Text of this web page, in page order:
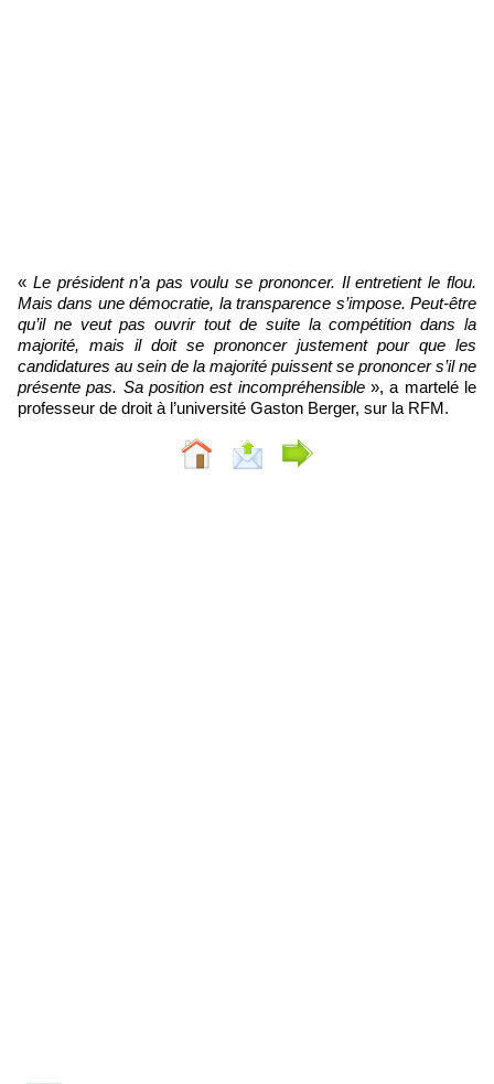
« Le président n’a pas voulu se prononcer. Il entretient le flou.
Mais dans une démocratie, la transparence s’impose. Peut-être
qu’il ne veut pas ouvrir tout de suite la compétition dans la
majorité, mais il doit se prononcer justement pour que les
candidatures au sein de la majorité puissent se prononcer s’il ne
présente pas. Sa position est incompréhensible », a martelé le
professeur de droit à l’université Gaston Berger, sur la RFM.